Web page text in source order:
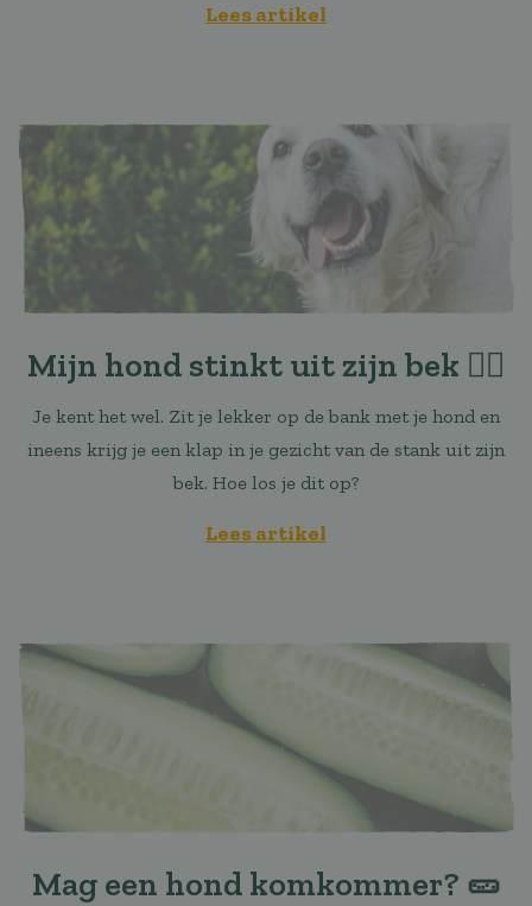
Lees artikel
Mijn hond stinkt uit zijn bek 😮‍💨
Je kent het wel. Zit je lekker op de bank met je hond en
ineens krijg je een klap in je gezicht van de stank uit zijn
bek. Hoe los je dit op?
Lees artikel
Mag een hond komkommer? 🥒